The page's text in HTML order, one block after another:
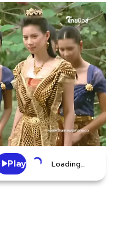
Play Loading...